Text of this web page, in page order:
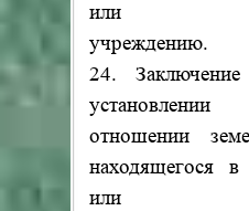
или
учреждению.
24.
отношении
находящегося в
или